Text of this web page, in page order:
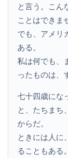
と言う。こん
ことはできま
でも、アメリ
ある。
私は何でも、
ったものは、
七十四歳にな
と、たちまち
からだ。
ときには人に
ることもある